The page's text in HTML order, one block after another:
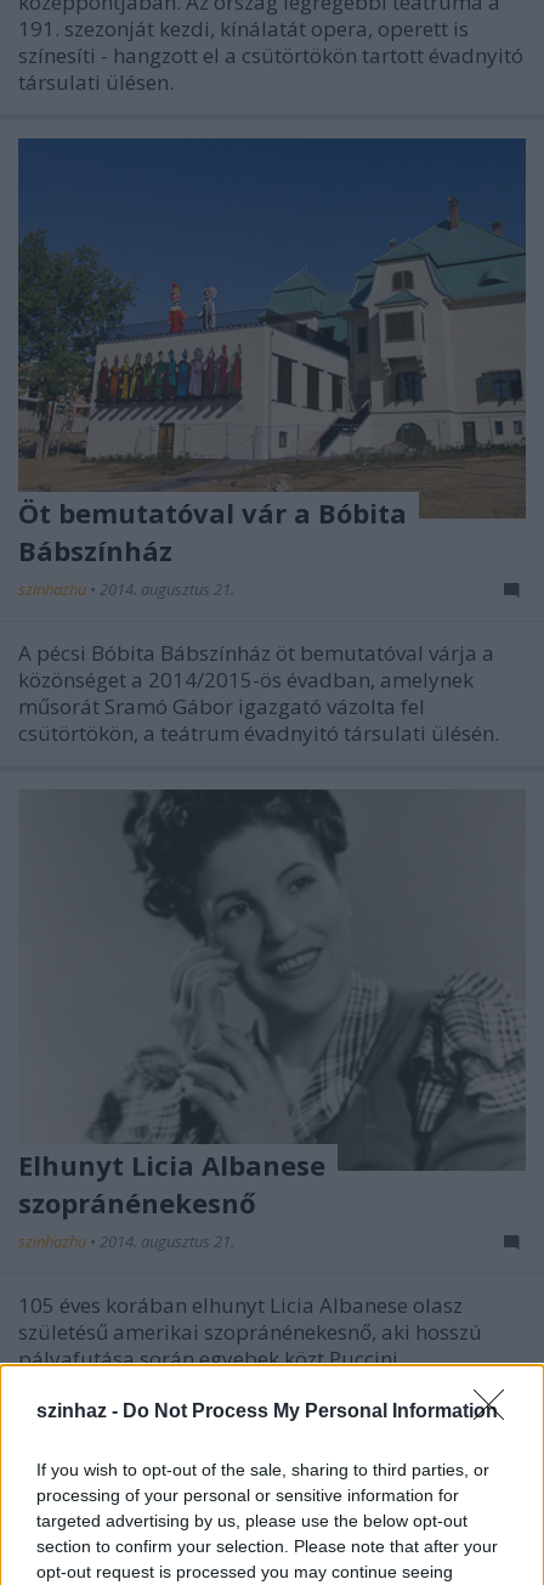
szinhaz - Do Not Process My Personal Information
If you wish to opt-out of the sale, sharing to third parties, or
processing of your personal or sensitive information for
targeted advertising by us, please use the below opt-out
section to confirm your selection. Please note that after your
opt-out request is processed you may continue seeing
191. szezonját kezdi, kínálatát opera, operett is
színesíti - hangzott el a csütörtökön tartott évadnyitó
társulati ülésen.
Öt bemutatóval vár a Bóbita
Bábszínház
szinhazhu • 2014. augusztus 21.
A pécsi Bóbita Bábszínház öt bemutatóval várja a
közönséget a 2014/2015-ös évadban, amelynek
műsorát Sramó Gábor igazgató vázolta fel
csütörtökön, a teátrum évadnyitó társulati ülésén.
Elhunyt Licia Albanese
szopránénekesnő
szinhazhu • 2014. augusztus 21.
105 éves korában elhunyt Licia Albanese olasz
születésű amerikai szopránénekesnő, aki hosszú
pályafutása során egyebek közt Puccini
Pillangókisasszonyának Cso-Cso-Szánjaként és Verdi
Traviatájának Violettájaként kápráztatta el a